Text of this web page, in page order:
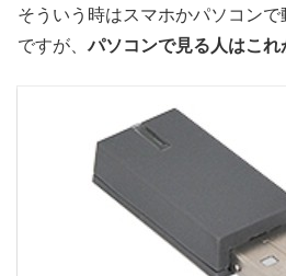
そういう時はスマホかパソコン
ですが、パソコンで見る人はこれ